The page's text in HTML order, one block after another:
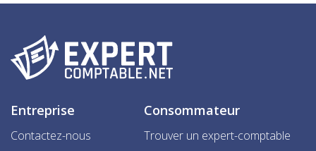
Entreprise
Contactez-nous
Consommateur
Trouver un expert-comptable